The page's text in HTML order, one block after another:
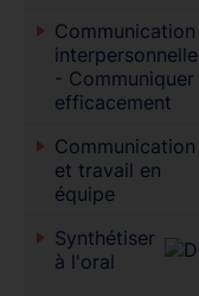
Communication
interpersonnelle
- Communiquer
efficacement
Communication
et travail en
équipe
Synthétiser
à l'oral